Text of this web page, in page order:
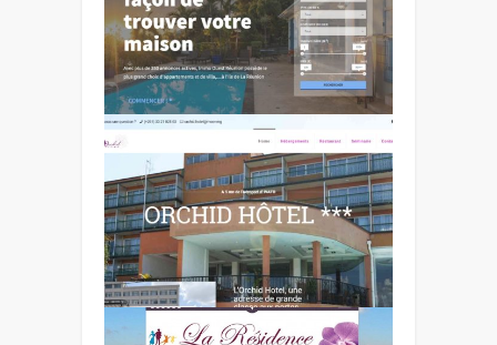
Booking Hôtel
Madagascar
Realty West Reunion